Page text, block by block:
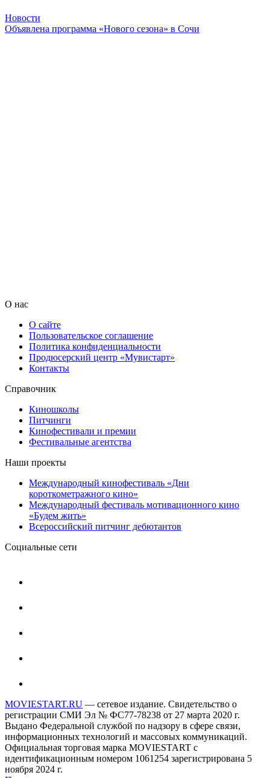
Новости
Объявлена программа «Нового сезона» в Сочи
О нас
О сайте
Пользовательское соглашение
Политика конфиденциальности
Продюсерский центр «Мувистарт»
Контакты
Справочник
Киношколы
Питчинги
Кинофестивали и премии
Фестивальные агентства
Наши проекты
Международный кинофестиваль «Дни
короткометражного кино»
Международный фестиваль мотивационного кино
«Будем жить»
Всероссийский питчинг дебютантов
Социальные сети
MOVIESTART.RU — сетевое издание. Свидетельство о
регистрации СМИ Эл № ФС77-78238 от 27 марта 2020 г.
Выдано Федеральной службой по надзору в сфере связи,
информационных технологий и массовых коммуникаций.
Официальная торговая марка MOVIESTART с
идентификационным номером 1061254 зарегистрирована 5
ноября 2024 г.